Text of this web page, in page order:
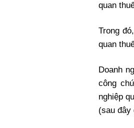
quan
Trong
quan
Doanh
công
nghiệp
(sau đây